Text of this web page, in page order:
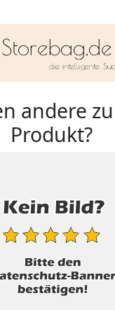
andere
Produkt?